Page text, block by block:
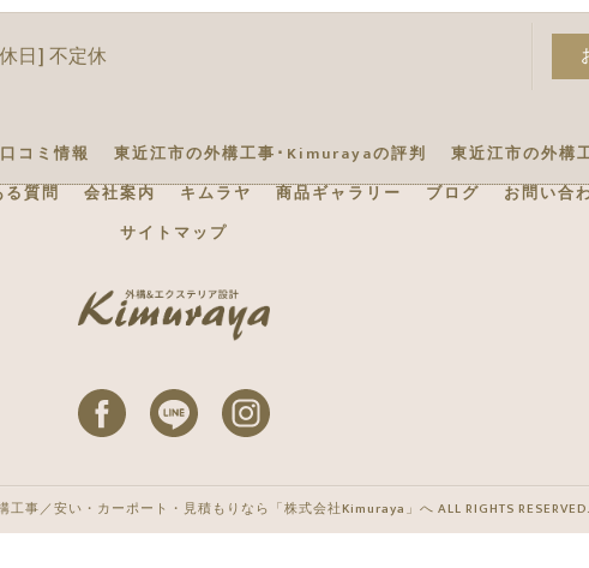
日] 不定休
コミ情報 東近江市の外構工事･Kimurayaの評判
東近江市の外構
る質問 会社案内 キムラヤ 商品ギャラリー ブログ お問い合
サイトマップ
事／安い・カーポート・見積もりなら「株式会社Kimuraya」へ ALL RIGHTS RESERVED.